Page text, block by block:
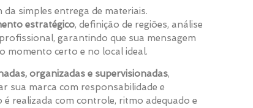
simples entrega de materiais.
estratégico, definição de regiões, análise
garantindo que sua mensagem
momento certo e no local ideal.
organizadas e supervisionadas,
sua marca com responsabilidade e
realizada com controle, ritmo adequado e